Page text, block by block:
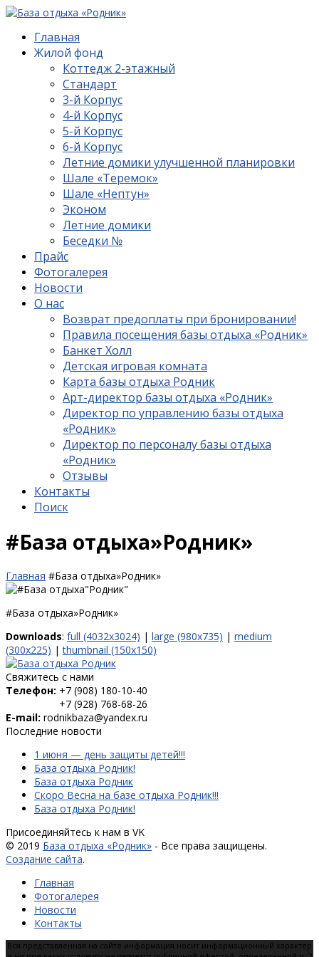
Главная
Жилой фонд
Коттедж 2-этажный
Стандарт
3-й Корпус
4-й Корпус
5-й Корпус
6-й Корпус
Летние домики улучшенной планировки
Шале «Теремок»
Шале «Нептун»
Эконом
Летние домики
Беседки №
Прайс
Фотогалерея
Новости
О нас
Возврат предоплаты при бронировании!
Правила посещения базы отдыха «Родник»
Банкет Холл
Детская игровая комната
Карта базы отдыха Родник
Арт-директор базы отдыха «Родник»
Директор по управлению базы отдыха
«Родник»
Директор по персоналу базы отдыха
«Родник»
Отзывы
Контакты
Поиск
#База отдыха»Родник»
Главная #База отдыха»Родник»
#База отдыха»Родник»
Downloads: full (4032x3024) | large (980x735) | medium
(300x225) |thumbnail (150x150)
Свяжитесь с нами
Телефон: +7 (908) 180-10-40
+7 (928) 768-68-26
E-mail: rodnikbaza@yandex.ru
Последние новости
1 июня — день защиты детей!!!
База отдыха Родник!
База отдыха Родник
Скоро Весна на базе отдыха Родник!!!
База отдыха Родник!
Присоединяйтесь к нам в VK
© 2019 База отдыха «Родник» - Все права защищены.
Создание сайта.
Главная
Фотогалерея
Новости
Контакты
Вся представленная на сайте информация носит информационный характер